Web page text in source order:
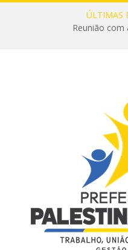
ÚLTIMAS
Reunião com